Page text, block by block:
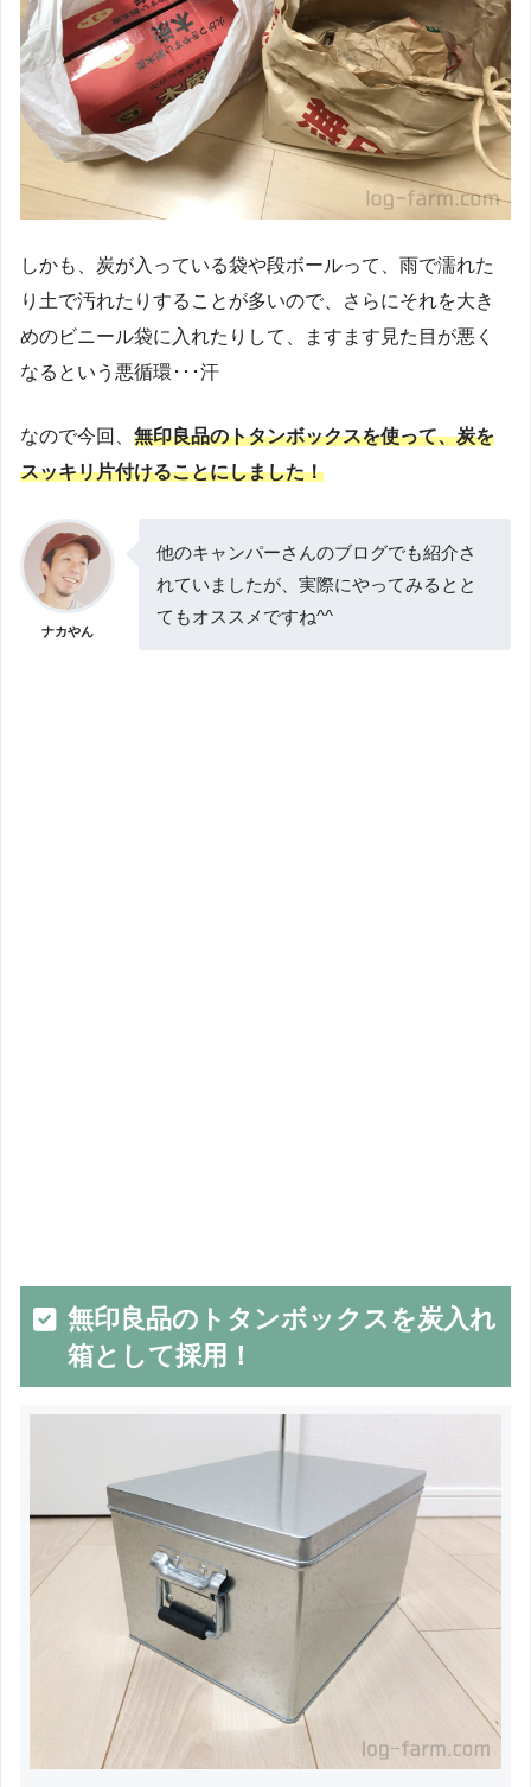
しかも、炭が入っている袋や段ボールって、雨で濡れた
り土で汚れたりすることが多いので、さらにそれを大き
めのビニール袋に入れたりして、ますます見た目が悪く
なるという悪循環･･･汗
なので今回、 無印良品のトタンボックスを使って、炭を
スッキリ片付けることにしました！
ナカやん
他のキャンパーさんのブログでも紹介さ
れていましたが、実際にやってみるとと
てもオススメですね^^
無印良品のトタンボックスを炭入れ
箱として採用！